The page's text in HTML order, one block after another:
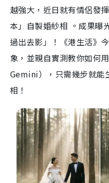
越強大，近日就有情侶發
本」自製婚紗相 。成果曝
過出去影」！《港生活》
象，並親自實測教你如何
Gemini），只需幾步就能
相！